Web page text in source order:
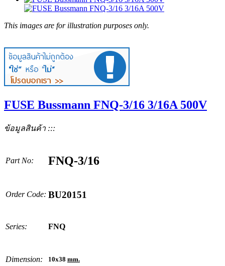
This images are for illustration purposes only.
FUSE Bussmann FNQ-3/16 3/16A 500V
ข้อมูลสินค้า :::
Part No: FNQ-3/16
Order Code: BU20151
Series: FNQ
Dimension: 10x38 mm.